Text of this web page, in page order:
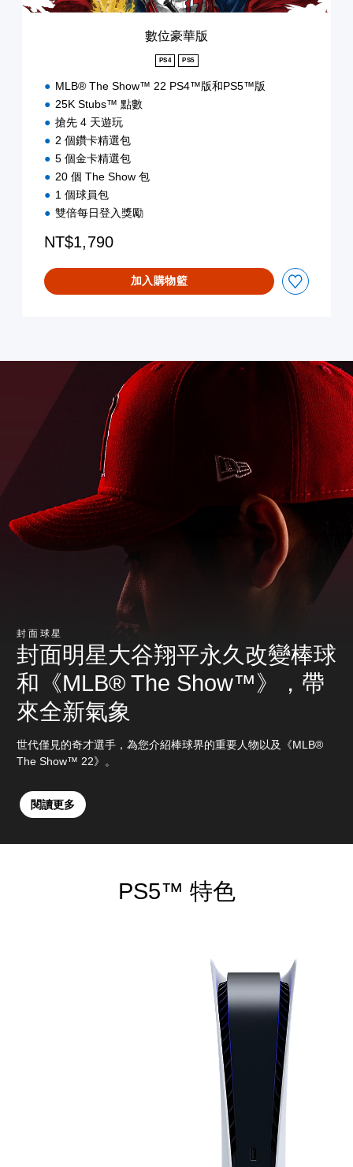
數位豪華版
PS4 PS5
MLB® The Show™ 22 PS4™版和PS5™版
25K Stubs™ 點數
搶先 4 天遊玩
2 個鑽卡精選包
5 個金卡精選包
20 個 The Show 包
1 個球員包
雙倍每日登入獎勵
NT$1,790
加入購物籃
封面球星
封面明星大谷翔平永久改變棒球
和《MLB® The Show™》，帶
來全新氣象
世代僅見的奇才選手，為您介紹棒球界的重要人物以及《MLB®
The Show™ 22》。
閱讀更多
PS5™ 特色